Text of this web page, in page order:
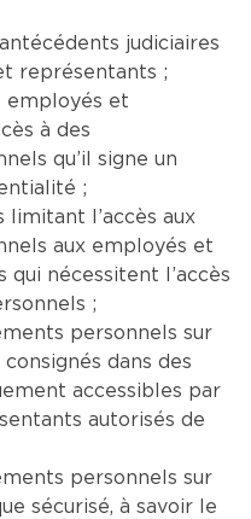
judiciaires
représentants ;
employés et
à des
qu’il signe un
;
limitant l’accès aux
aux employés et
nécessitent l’accès
;
personnels sur
dans des
accessibles par
autorisés de
personnels sur
sécurisé, à savoir le